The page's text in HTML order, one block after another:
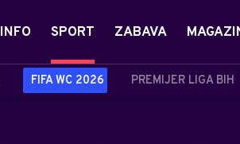
INFO SPORT
FIFA WC 2026 PREMIJER LIGA BIH
ZABAVA